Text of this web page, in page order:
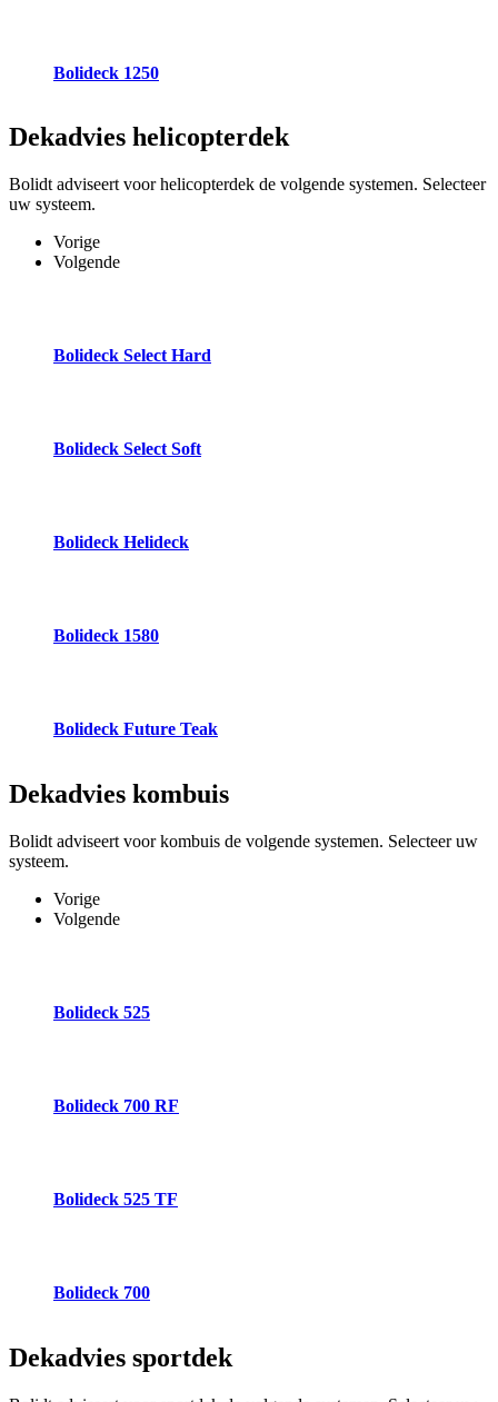
Bolideck 1250
Dekadvies helicopterdek
Bolidt adviseert voor helicopterdek de volgende systemen. Selecteer
uw systeem.
Vorige
Volgende
Bolideck Select Hard
Bolideck Select Soft
Bolideck Helideck
Bolideck 1580
Bolideck Future Teak
Dekadvies kombuis
Bolidt adviseert voor kombuis de volgende systemen. Selecteer uw
systeem.
Vorige
Volgende
Bolideck 525
Bolideck 700 RF
Bolideck 525 TF
Bolideck 700
Dekadvies sportdek